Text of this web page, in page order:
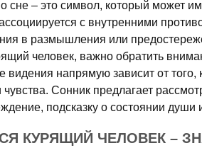
сне – это символ, который может
с внутренними
в размышления или
человек, важно обратить
видения напрямую зависит от того,
Сонник предлагает
подсказку о состоянии
КУРЯЩИЙ ЧЕЛОВЕК –